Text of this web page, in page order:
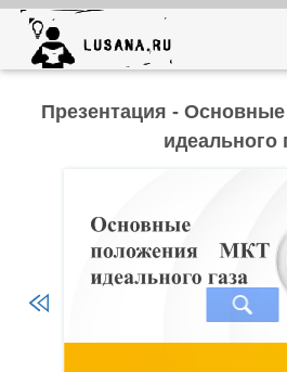
Презентация -
идеального